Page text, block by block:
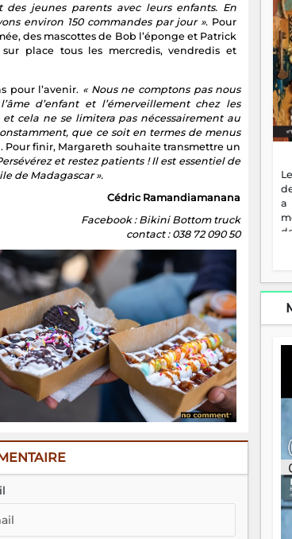
des jeunes parents avec leurs enfants. En
environ 150 commandes par jour ». Pour
des mascottes de Bob l’éponge et Patrick
place tous les mercredis, vendredis et
pour l’avenir. « Nous ne comptons pas nous
d’enfant et l’émerveillement chez les
cela ne se limitera pas nécessairement au
que ce soit en termes de menus
Pour finir, Margareth souhaite transmettre un
et restez patients ! Il est essentiel de
de Madagascar ».
Cédric Ramandiamanana
Facebook : Bikini Bottom truck
contact : 038 72 090 50
a